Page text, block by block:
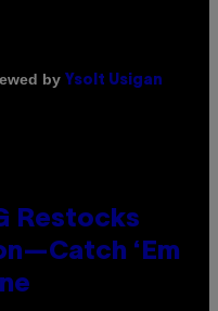
by Ysolt Usigan
Restocks
‘Em